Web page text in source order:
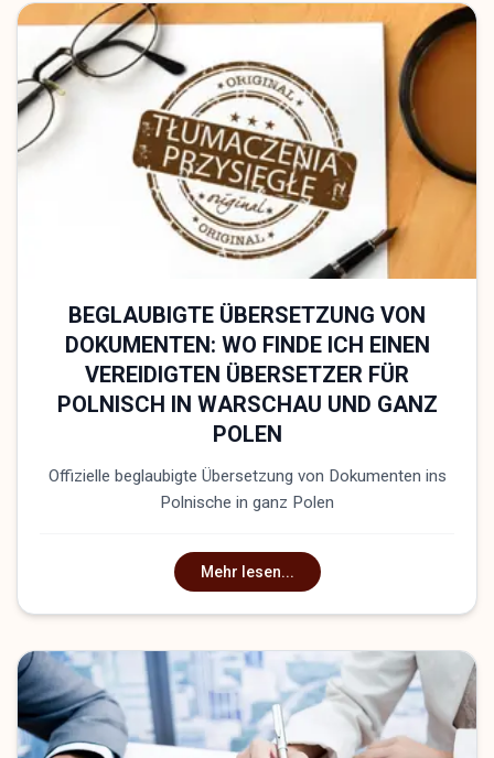
BEGLAUBIGTE ÜBERSETZUNG VON
DOKUMENTEN: WO FINDE ICH EINEN
VEREIDIGTEN ÜBERSETZER FÜR
POLNISCH IN WARSCHAU UND GANZ
POLEN
Offizielle beglaubigte Übersetzung von Dokumenten ins
Polnische in ganz Polen
Mehr lesen...